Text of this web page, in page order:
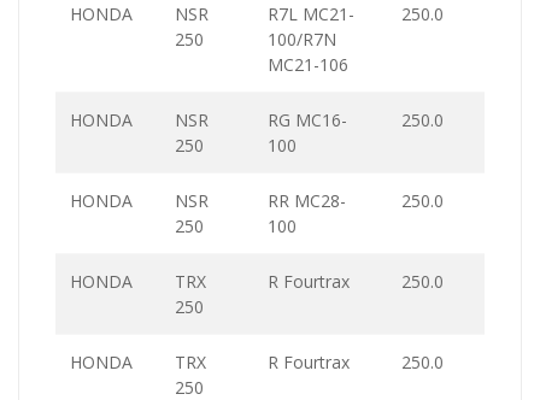
HONDA
NSR
250
R7L MC21-
100/R7N
MC21-106
250.0
HONDA
NSR
250
RG MC16-
100
250.0
HONDA
NSR
250
RR MC28-
100
250.0
HONDA
TRX
250
R Fourtrax 250.0
HONDA
TRX
250
R Fourtrax 250.0